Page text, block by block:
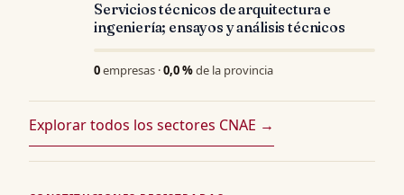
Servicios técnicos de arquitectura e
ingeniería; ensayos y análisis técnicos
0empresas ·0,0 %de la provincia
Explorar todos los sectores CNAE →